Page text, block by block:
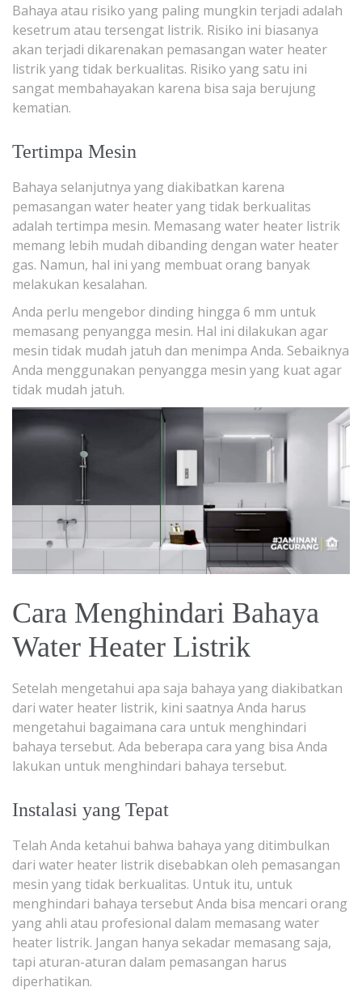
Bahaya atau risiko yang paling mungkin terjadi adalah
kesetrum atau tersengat listrik. Risiko ini biasanya
akan terjadi dikarenakan pemasangan water heater
listrik yang tidak berkualitas. Risiko yang satu ini
sangat membahayakan karena bisa saja berujung
kematian.
Tertimpa Mesin
Bahaya selanjutnya yang diakibatkan karena
pemasangan water heater yang tidak berkualitas
adalah tertimpa mesin. Memasang water heater listrik
memang lebih mudah dibanding dengan water heater
gas. Namun, hal ini yang membuat orang banyak
melakukan kesalahan.
Anda perlu mengebor dinding hingga 6 mm untuk
memasang penyangga mesin. Hal ini dilakukan agar
mesin tidak mudah jatuh dan menimpa Anda. Sebaiknya
Anda menggunakan penyangga mesin yang kuat agar
tidak mudah jatuh.
Cara Menghindari Bahaya
Water Heater Listrik
Setelah mengetahui apa saja bahaya yang diakibatkan
dari water heater listrik, kini saatnya Anda harus
mengetahui bagaimana cara untuk menghindari
bahaya tersebut. Ada beberapa cara yang bisa Anda
lakukan untuk menghindari bahaya tersebut.
Instalasi yang Tepat
Telah Anda ketahui bahwa bahaya yang ditimbulkan
dari water heater listrik disebabkan oleh pemasangan
mesin yang tidak berkualitas. Untuk itu, untuk
menghindari bahaya tersebut Anda bisa mencari orang
yang ahli atau profesional dalam memasang water
heater listrik. Jangan hanya sekadar memasang saja,
tapi aturan-aturan dalam pemasangan harus
diperhatikan.